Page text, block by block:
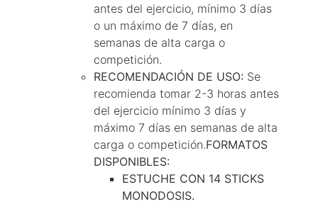
antes del ejercicio, mínimo 3 días
o un máximo de 7 días, en
semanas de alta carga o
competición.
RECOMENDACIÓN DE USO: Se
recomienda tomar 2-3 horas antes
del ejercicio mínimo 3 días y
máximo 7 días en semanas de alta
carga o competición.FORMATOS
DISPONIBLES:
ESTUCHE CON 14 STICKS
MONODOSIS.